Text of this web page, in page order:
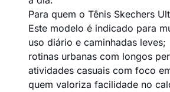
Para quem o Tênis Skechers
Este modelo é indicado para
uso diário e caminhadas leves;
rotinas urbanas com longos
atividades casuais com foco
quem valoriza facilidade no